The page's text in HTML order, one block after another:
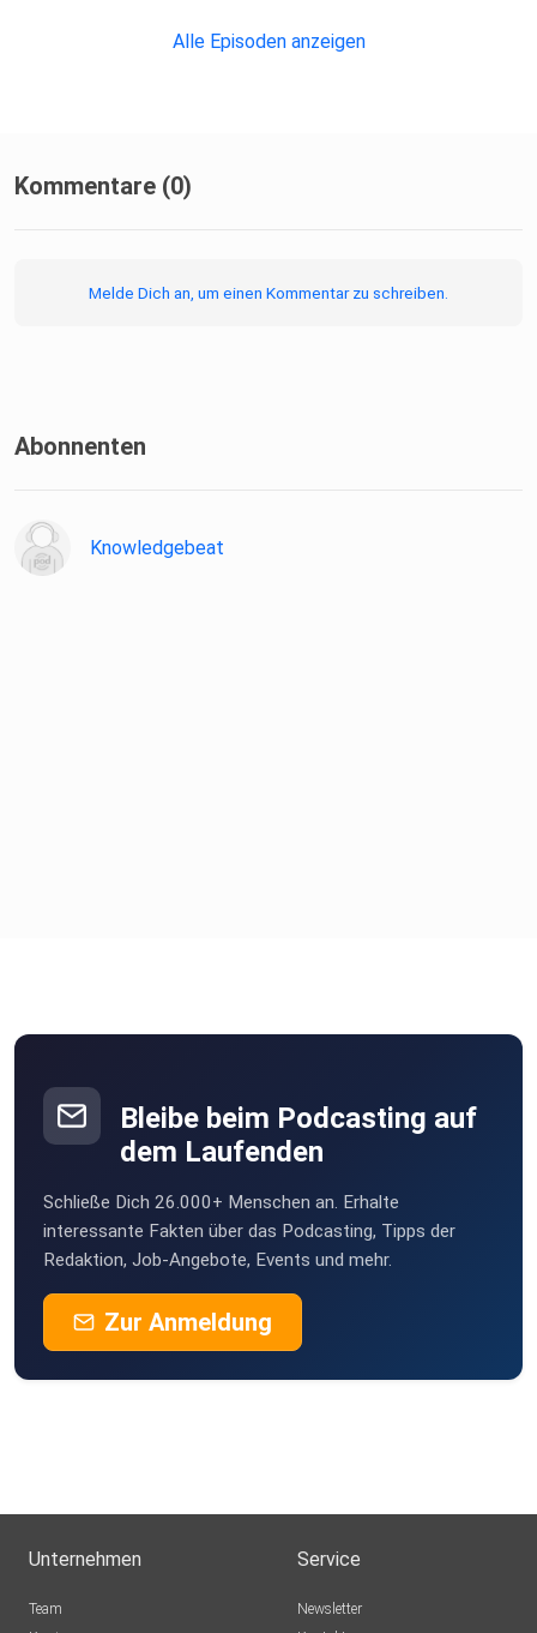
Alle Episoden anzeigen
Kommentare (0)
Melde Dich an, um einen Kommentar zu schreiben.
Abonnenten
Knowledgebeat
Bleibe beim Podcasting auf
dem Laufenden
Schließe Dich 26.000+ Menschen an. Erhalte
interessante Fakten über das Podcasting, Tipps der
Redaktion, Job-Angebote, Events und mehr.
Zur Anmeldung
Unternehmen
Team
Service
Newsletter